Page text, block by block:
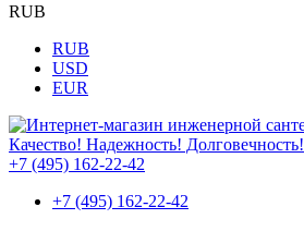
RUB
RUB
USD
EUR
Качество! Надежность! Долговечность!
+7 (495) 162-22-42
+7 (495) 162-22-42